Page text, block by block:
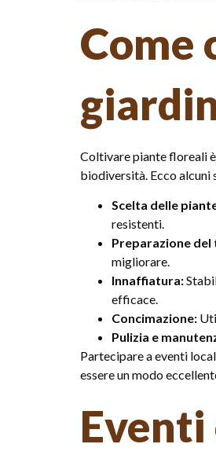
Come
Coltivare piante floreali
biodiversità. Ecco alcuni
Scelta delle
resistenti.
Preparazione
migliorare.
Innaffiatura:
efficace.
Concimazione:
Pulizia e
Partecipare a eventi
essere un modo